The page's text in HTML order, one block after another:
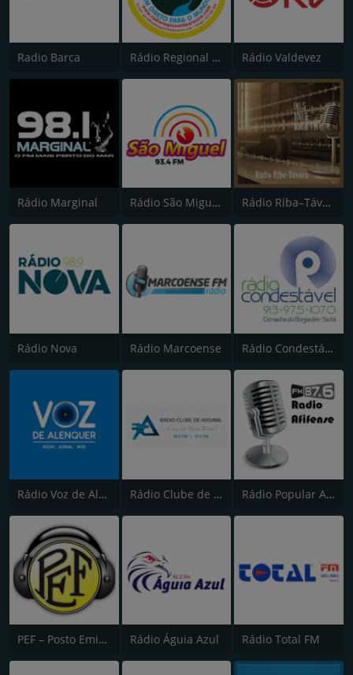
Radio Barca Rádio Regional de Arouca Rádio Valdevez
Rádio Marginal Rádio São Miguel 93.5 Rádio Riba–Távora
Rádio Nova Rádio Marcoense Rádio Condestável
Rádio Voz de Alenquer Rádio Clube de Arganil Rádio Popular Afifense
PEF – Posto Emissor do Funchal (Canal 2) Rádio Águia Azul Rádio Total FM